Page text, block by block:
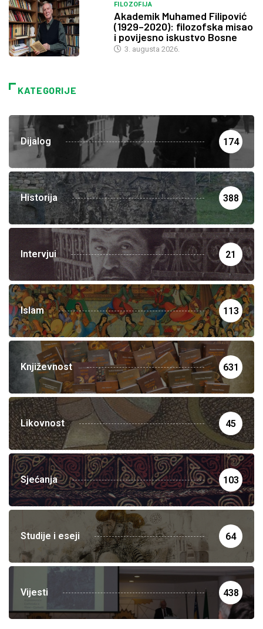
FILOZOFIJA
Akademik Muhamed Filipović
(1929–2020): filozofska misao
i povijesno iskustvo Bosne
3. augusta 2026.
KATEGORIJE
Dijalog 174
Historija 388
Intervjui 21
Islam 113
Književnost 631
Likovnost 45
Sjećanja 103
Studije i eseji 64
Vijesti 438